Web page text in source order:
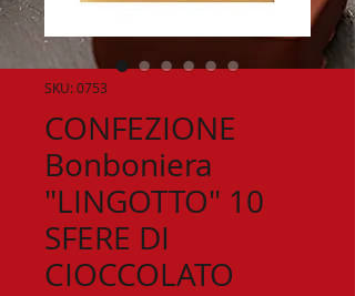
SKU: 0753
CONFEZIONE
Bonboniera
"LINGOTTO" 10
SFERE DI
CIOCCOLATO